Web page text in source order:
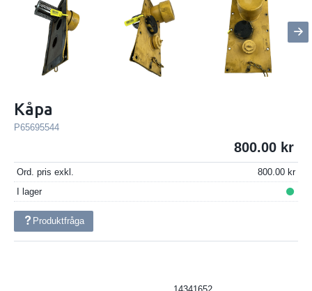
Kåpa
P65695544
800.00
Ord. pris exkl.
800.00
I lager
Produktfråga